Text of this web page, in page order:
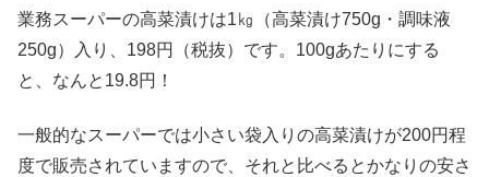
業務スーパーの高菜漬けは1㎏（高菜漬け750g・調味液
250g）入り、198円（税抜）です。100gあたりにする
と、なんと19.8円！
一般的なスーパーでは小さい袋入りの高菜漬けが200円程
度で販売されていますので、それと比べるとかなりの安さ